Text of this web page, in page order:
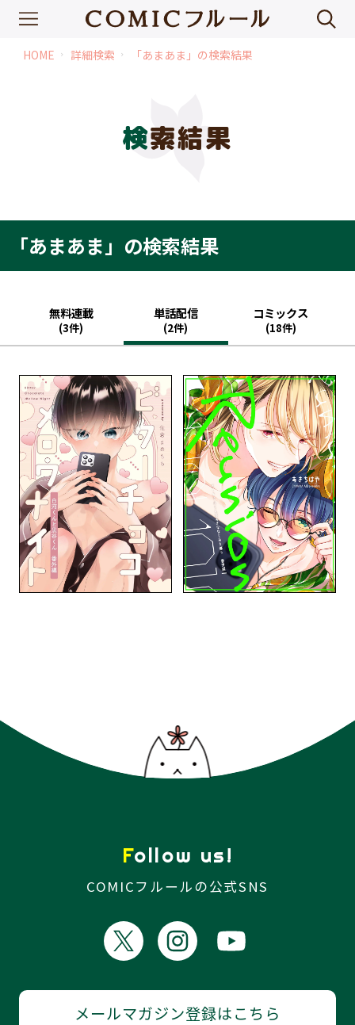
HOME chevron_right 詳細検索 chevron_right 「あまあま」の検索結果
検索結果
「あまあま」の検索結果
無料連載
(3件)
単話配信
(2件)
コミックス
(18件)
Follow us!
COMICフルールの公式SNS
メールマガジン登録はこちら